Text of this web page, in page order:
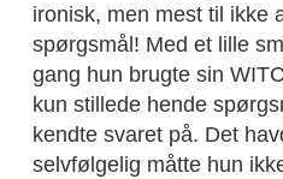
ironisk, men mest til ikke
spørgsmål! Med et lille
gang hun brugte sin
kun stillede hende
kendte svaret på. Det
selvfølgelig måtte hun